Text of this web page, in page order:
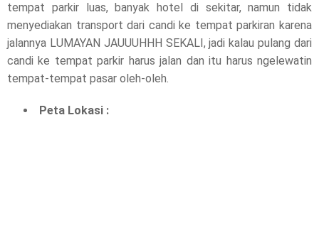
tempat parkir luas, banyak hotel di sekitar, namun tidak
menyediakan transport dari candi ke tempat parkiran karena
jalannya LUMAYAN JAUUUHHH SEKALI, jadi kalau pulang dari
candi ke tempat parkir harus jalan dan itu harus ngelewatin
tempat-tempat pasar oleh-oleh.
Peta Lokasi :